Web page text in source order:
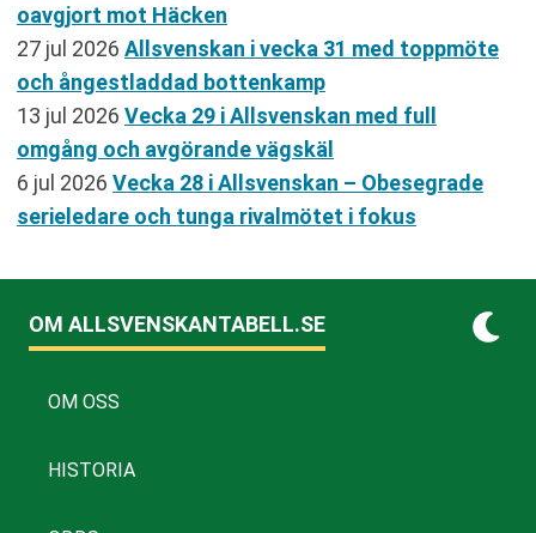
oavgjort mot Häcken
27 jul 2026 Allsvenskan i vecka 31 med toppmöte
och ångestladdad bottenkamp
13 jul 2026 Vecka 29 i Allsvenskan med full
omgång och avgörande vägskäl
6 jul 2026 Vecka 28 i Allsvenskan – Obesegrade
serieledare och tunga rivalmötet i fokus
OM ALLSVENSKANTABELL.SE
OM OSS
HISTORIA